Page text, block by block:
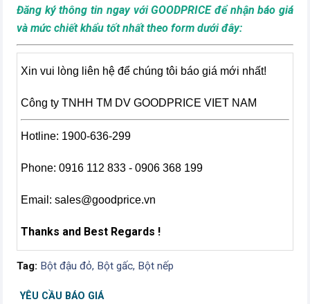
Đăng ký thông tin ngay với GOODPRICE để nhận báo giá
và mức chiết khẩu tốt nhất theo form dưới đây:
Xin vui lòng liên hệ để chúng tôi báo giá mới nhất!
Công ty TNHH TM DV GOODPRICE VIET NAM
Hotline: 1900-636-299
Phone: 0916 112 833 - 0906 368 199
Email: sales@goodprice.vn
Thanks and Best Regards !
Tag: Bột đậu đỏ, Bột gấc, Bột nếp
YÊU CẦU BÁO GIÁ